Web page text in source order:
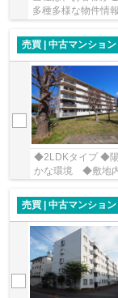
多種多様な物件情
かるでしょう。ご
売買 | 中古マンション
◆2LDKタイプ ◆
かな環境 ◆敷地
売買 | 中古マンション